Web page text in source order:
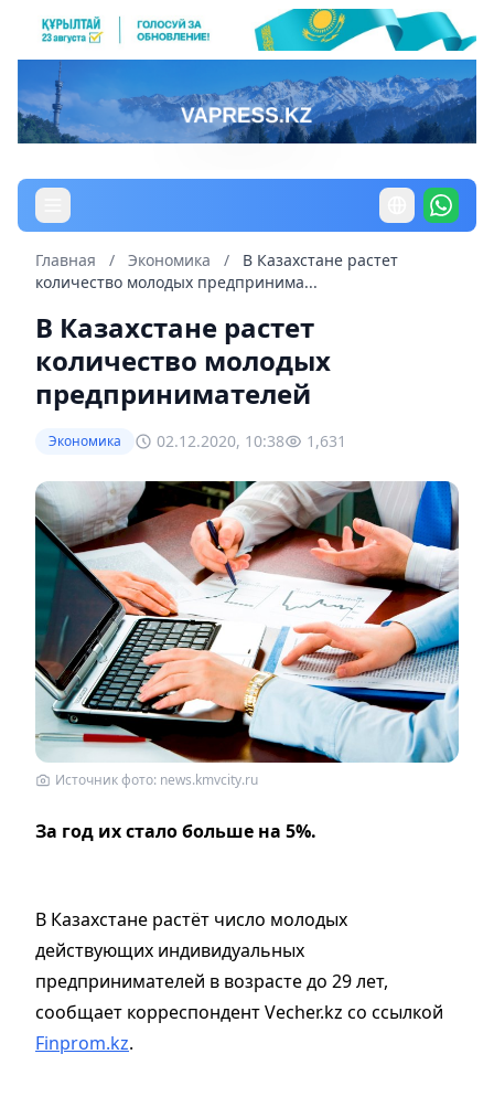
Главная / Экономика /
В Казахстане растет
количество молодых предпринима...
В Казахстане растет
количество молодых
предпринимателей
Экономика 02.12.2020, 10:38 1,631
Источник фото: news.kmvcity.ru
За год их стало больше на 5%.
В Казахстане растёт число молодых
действующих индивидуальных
предпринимателей в возрасте до 29 лет,
сообщает корреспондент Vecher.kz со ссылкой
Finprom.kz.